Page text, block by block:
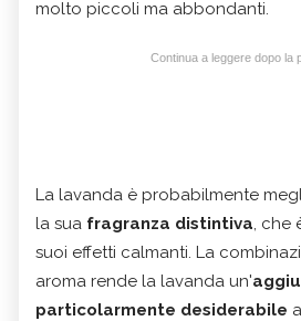
molto piccoli ma abbondanti.
Continua a leggere dopo la
La lavanda è probabilmente
la sua fragranza distintiva, che
suoi effetti calmanti. La
aroma rende la lavanda un'
particolarmente desiderabile